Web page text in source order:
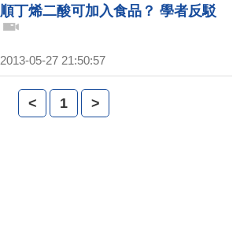
順丁烯二酸可加入食品？ 學者反駁
2013-05-27 21:50:57
< 1 >